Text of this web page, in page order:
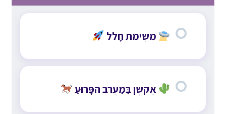
מְשִׂימת חָלל
אֶקְשְן בַּמַעֲרב הפָּרוּעַ